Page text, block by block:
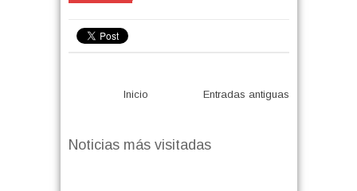
Entradas antiguas
Inicio
Noticias más visitadas